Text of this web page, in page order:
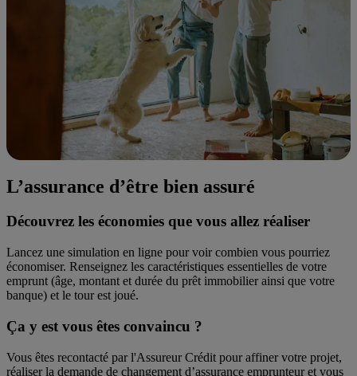
L’assurance d’être bien assuré
Découvrez les économies que vous allez réaliser
Lancez une simulation en ligne pour voir combien vous pourriez
économiser. Renseignez les caractéristiques essentielles de votre
emprunt (âge, montant et durée du prêt immobilier ainsi que votre
banque) et le tour est joué.
Ça y est vous êtes convaincu ?
Vous êtes recontacté par l'Assureur Crédit pour affiner votre projet,
réaliser la demande de changement d’assurance emprunteur et vous